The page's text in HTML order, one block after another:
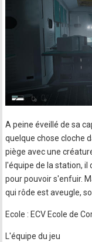
A peine éveillé de sa
quelque chose cloche
piège avec une
l'équipe de la station,
pour pouvoir s'enfuir.
qui rôde est aveugle,
Ecole : ECV Ecole de
L'équipe du jeu